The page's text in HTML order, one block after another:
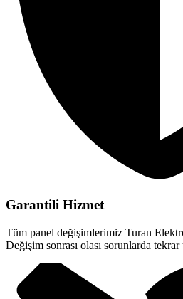
Garantili Hizmet
Tüm panel değişimlerimiz Turan
Değişim sonrası olası sorunlarda